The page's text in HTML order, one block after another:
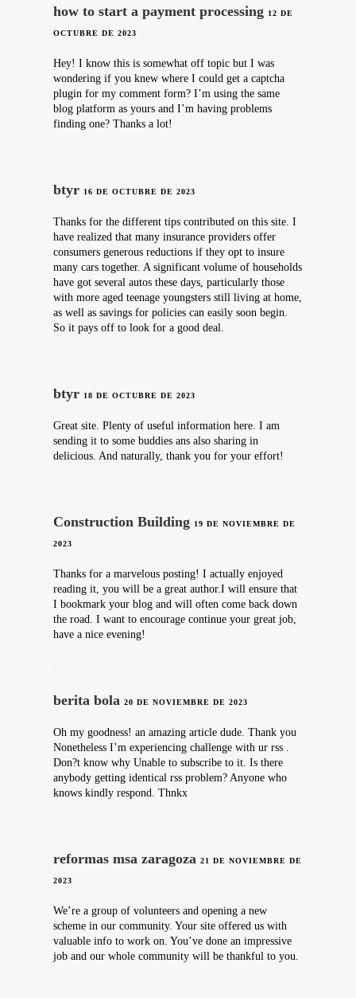
how to start a payment processing 12 DE
OCTUBRE DE 2023
Hey! I know this is somewhat off topic but I was
wondering if you knew where I could get a captcha
plugin for my comment form? I’m using the same
blog platform as yours and I’m having problems
finding one? Thanks a lot!
btyr 16 DE OCTUBRE DE 2023
Thanks for the different tips contributed on this site. I
have realized that many insurance providers offer
consumers generous reductions if they opt to insure
many cars together. A significant volume of households
have got several autos these days, particularly those
with more aged teenage youngsters still living at home,
as well as savings for policies can easily soon begin.
So it pays off to look for a good deal.
btyr 18 DE OCTUBRE DE 2023
Great site. Plenty of useful information here. I am
sending it to some buddies ans also sharing in
delicious. And naturally, thank you for your effort!
Construction Building 19 DE NOVIEMBRE DE
2023
Thanks for a marvelous posting! I actually enjoyed
reading it, you will be a great author.I will ensure that
I bookmark your blog and will often come back down
the road. I want to encourage continue your great job,
have a nice evening!
berita bola 20 DE NOVIEMBRE DE 2023
Oh my goodness! an amazing article dude. Thank you
Nonetheless I’m experiencing challenge with ur rss .
Don?t know why Unable to subscribe to it. Is there
anybody getting identical rss problem? Anyone who
knows kindly respond. Thnkx
reformas msa zaragoza 21 DE NOVIEMBRE DE
2023
We’re a group of volunteers and opening a new
scheme in our community. Your site offered us with
valuable info to work on. You’ve done an impressive
job and our whole community will be thankful to you.